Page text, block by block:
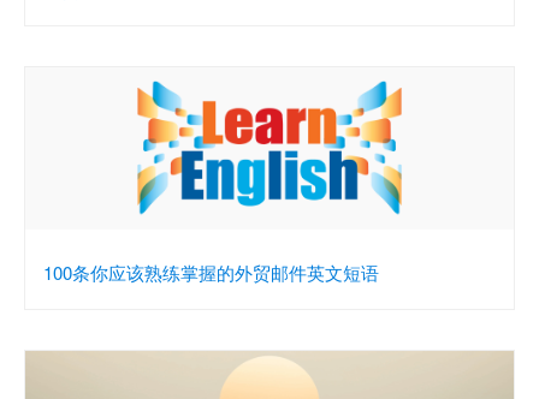
100条你应该熟练掌握的外贸邮件英文短语